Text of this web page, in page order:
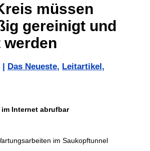
müssen
gereinigt und
werden
Das Neueste, Leitartikel ,
im Internet abrufbar
im Saukopftunnel